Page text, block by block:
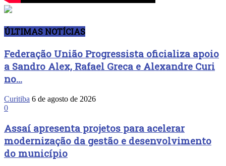
ÚLTIMAS NOTÍCIAS
Federação União Progressista oficializa apoio
a Sandro Alex, Rafael Greca e Alexandre Curi
no...
Curitiba 6 de agosto de 2026
0
Assaí apresenta projetos para acelerar
modernização da gestão e desenvolvimento
do município